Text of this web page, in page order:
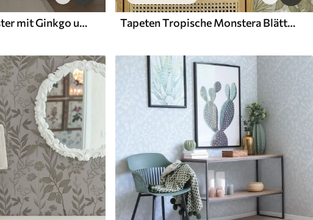
Tapeten Lichtmuster mit Ginkgo und Pfingstrosen Tapeten Tropische Monstera Blätter und Blüten auf einem grauen Hintergrund